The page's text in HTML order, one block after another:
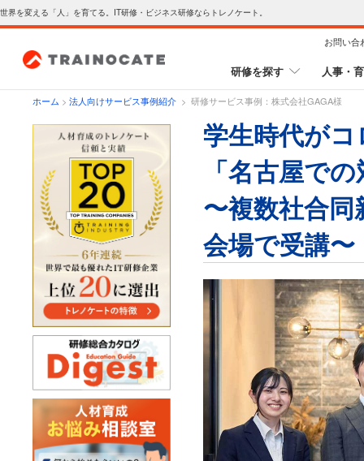
世界を変える「人」を育てる。IT研修・ビジネス研修ならトレノケート。
お問い合
研修を探す 人事・
ホーム > 法人向けサービス事例紹介 > 研修サービス事例：株式会社GAGA様
学生時代が
「名古屋で
〜複数社合
会場で受講〜